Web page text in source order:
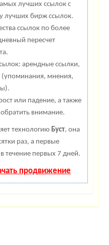
лучших ссылок с
лучших бирж ссылок.
ссылок по более
пересчет
арендные ссылки,
(упоминания, мнения,
или падение, а также
внимание.
технологию Буст, она
раз, а первые
течение первых 7 дней.
продвижение